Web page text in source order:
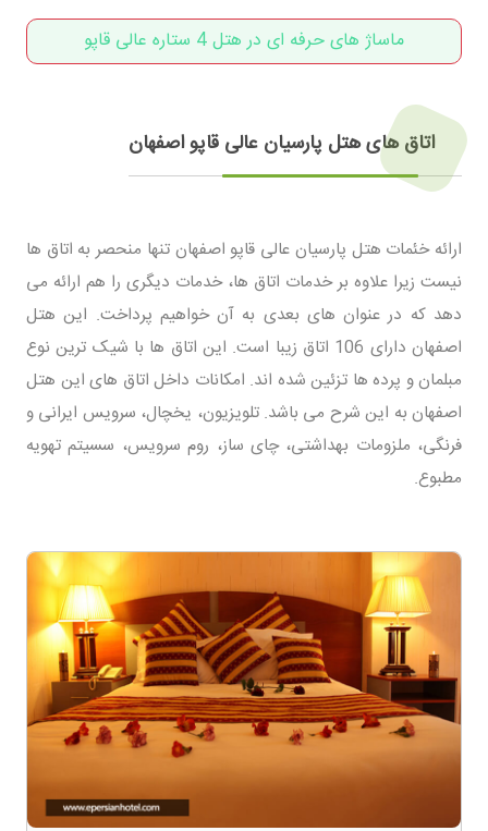
ماساژ های حرفه ای در هتل 4 ستاره عالی قاپو
اتاق های هتل پارسیان عالی قاپو اصفهان
ارائه خئمات هتل پارسیان عالی قاپو اصفهان تنها منحصر به اتاق ها
نیست زیرا علاوه بر خدمات اتاق ها، خدمات دیگری را هم ارائه می
دهد که در عنوان های بعدی به آن خواهیم پرداخت. این هتل
اصفهان دارای 106 اتاق زیبا است. این اتاق ها با شیک ترین نوع
مبلمان و پرده ها تزئین شده اند. امکانات داخل اتاق های این هتل
اصفهان به این شرح می باشد. تلویزیون، یخچال، سرویس ایرانی و
فرنگی، ملزومات بهداشتی، چای ساز، روم سرویس، سسیتم تهویه
مطبوع.